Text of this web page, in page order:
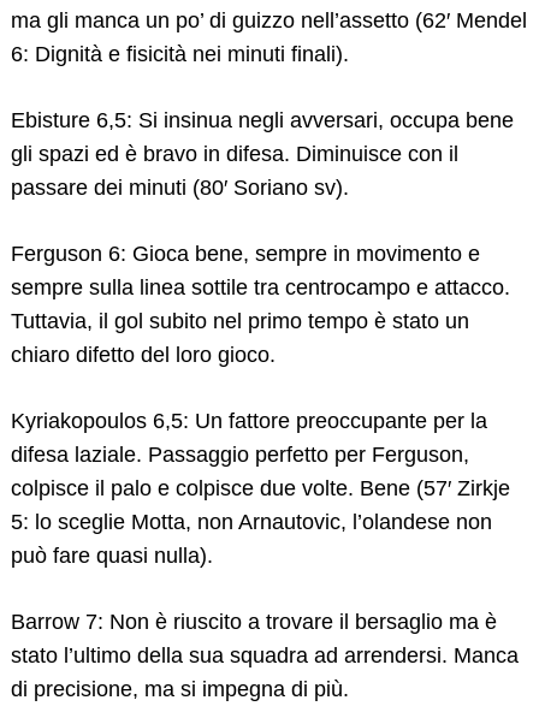
ma gli manca un po’ di guizzo nell’assetto (62′ Mendel
6: Dignità e fisicità nei minuti finali).
Ebisture 6,5: Si insinua negli avversari, occupa bene
gli spazi ed è bravo in difesa. Diminuisce con il
passare dei minuti (80′ Soriano sv).
Ferguson 6: Gioca bene, sempre in movimento e
sempre sulla linea sottile tra centrocampo e attacco.
Tuttavia, il gol subito nel primo tempo è stato un
chiaro difetto del loro gioco.
Kyriakopoulos 6,5: Un fattore preoccupante per la
difesa laziale. Passaggio perfetto per Ferguson,
colpisce il palo e colpisce due volte. Bene (57′ Zirkje
5: lo sceglie Motta, non Arnautovic, l’olandese non
può fare quasi nulla).
Barrow 7: Non è riuscito a trovare il bersaglio ma è
stato l’ultimo della sua squadra ad arrendersi. Manca
di precisione, ma si impegna di più.